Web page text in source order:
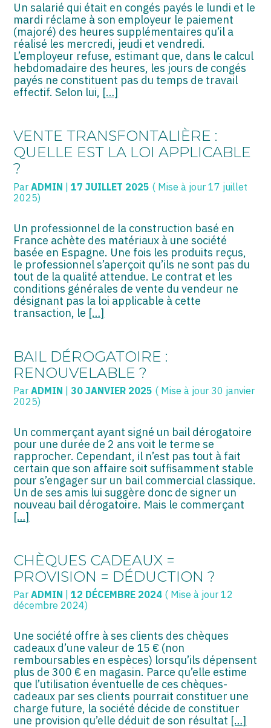
Un salarié qui était en congés payés le lundi et le
mardi réclame à son employeur le paiement
(majoré) des heures supplémentaires qu’il a
réalisé les mercredi, jeudi et vendredi.
L’employeur refuse, estimant que, dans le calcul
hebdomadaire des heures, les jours de congés
payés ne constituent pas du temps de travail
effectif. Selon lui, […]
VENTE TRANSFONTALIÈRE :
QUELLE EST LA LOI APPLICABLE
?
ParADMIN |17 JUILLET 2025 ( Mise à jour 17 juillet
2025)
Un professionnel de la construction basé en
France achète des matériaux à une société
basée en Espagne. Une fois les produits reçus,
le professionnel s’aperçoit qu’ils ne sont pas du
tout de la qualité attendue. Le contrat et les
conditions générales de vente du vendeur ne
désignant pas la loi applicable à cette
transaction, le […]
BAIL DÉROGATOIRE :
RENOUVELABLE ?
ParADMIN |30 JANVIER 2025 ( Mise à jour 30 janvier
2025)
Un commerçant ayant signé un bail dérogatoire
pour une durée de 2 ans voit le terme se
rapprocher. Cependant, il n’est pas tout à fait
certain que son affaire soit suffisamment stable
pour s’engager sur un bail commercial classique.
Un de ses amis lui suggère donc de signer un
nouveau bail dérogatoire. Mais le commerçant
[…]
CHÈQUES CADEAUX =
PROVISION = DÉDUCTION ?
ParADMIN |12 DÉCEMBRE 2024 ( Mise à jour 12
décembre 2024)
Une société offre à ses clients des chèques
cadeaux d’une valeur de 15 € (non
remboursables en espèces) lorsqu’ils dépensent
plus de 300 € en magasin. Parce qu’elle estime
que l’utilisation éventuelle de ces chèques-
cadeaux par ses clients pourrait constituer une
charge future, la société décide de constituer
une provision qu’elle déduit de son résultat […]